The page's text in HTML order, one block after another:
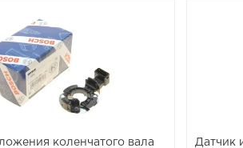
коленчатого вала Датчик